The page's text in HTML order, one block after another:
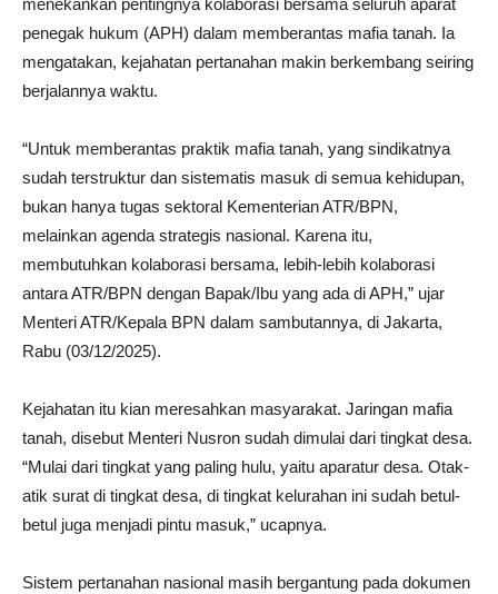
menekankan pentingnya kolaborasi bersama seluruh aparat
penegak hukum (APH) dalam memberantas mafia tanah. Ia
mengatakan, kejahatan pertanahan makin berkembang seiring
berjalannya waktu.
“Untuk memberantas praktik mafia tanah, yang sindikatnya
sudah terstruktur dan sistematis masuk di semua kehidupan,
bukan hanya tugas sektoral Kementerian ATR/BPN,
melainkan agenda strategis nasional. Karena itu,
membutuhkan kolaborasi bersama, lebih-lebih kolaborasi
antara ATR/BPN dengan Bapak/Ibu yang ada di APH,” ujar
Menteri ATR/Kepala BPN dalam sambutannya, di Jakarta,
Rabu (03/12/2025).
Kejahatan itu kian meresahkan masyarakat. Jaringan mafia
tanah, disebut Menteri Nusron sudah dimulai dari tingkat desa.
“Mulai dari tingkat yang paling hulu, yaitu aparatur desa. Otak-
atik surat di tingkat desa, di tingkat kelurahan ini sudah betul-
betul juga menjadi pintu masuk,” ucapnya.
Sistem pertanahan nasional masih bergantung pada dokumen